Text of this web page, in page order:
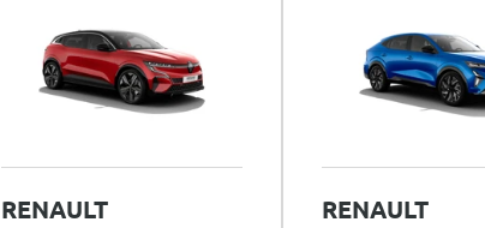
RENAULT RENAULT